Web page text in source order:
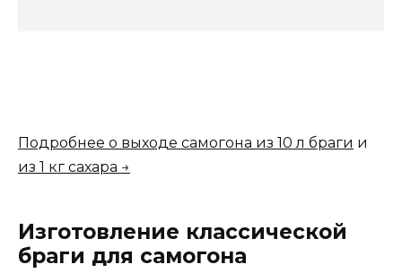
Подробнее о выходе самогона из 10 л браги и
из 1 кг сахара →
Изготовление классической
браги для самогона